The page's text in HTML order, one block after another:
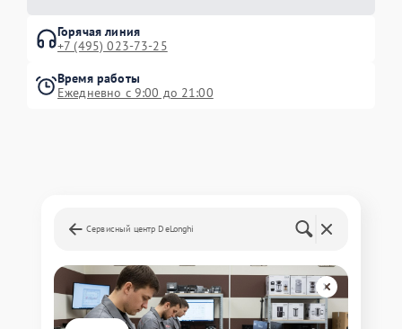
Горячая линия
+7 (495) 023-73-25
Время работы
Ежедневно с 9:00 до 21:00
Сервисный центр DeLonghi